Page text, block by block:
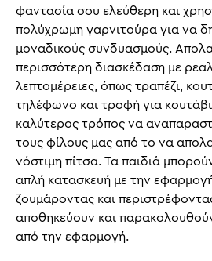
φαντασία σου ελεύθερη και
πολύχρωμη γαρνιτούρα για να
μοναδικούς συνδυασμούς.
περισσότερη διασκέδαση με
λεπτομέρειες, όπως τραπέζι,
τηλέφωνο και τροφή για
καλύτερος τρόπος να
τους φίλους μας από το να
νόστιμη πίτσα. Τα παιδιά
απλή κατασκευή με την
ζουμάροντας και
αποθηκεύουν και
από την εφαρμογή.